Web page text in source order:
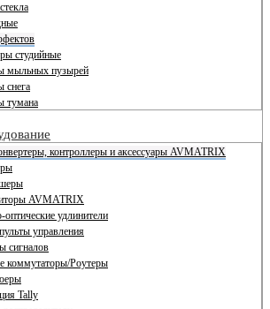
студийные
мыльных пузырей
снега
тумана
контроллеры и аксессуары AVMATRIX
AVMATRIX
удлинители
управления
сигналов
коммутаторы/Роутеры
Tally